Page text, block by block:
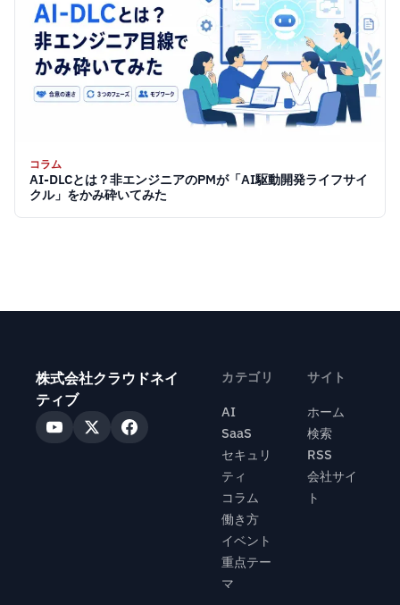
コラム
AI-DLCとは？非エンジニアのPMが「AI駆動開発ライフサイ
クル」をかみ砕いてみた
株式会社クラウドネイ
ティブ
カテゴリ
AI
SaaS
セキュリ
ティ
コラム
働き方
イベント
重点テー
マ
サイト
ホーム
検索
RSS
会社サイ
ト